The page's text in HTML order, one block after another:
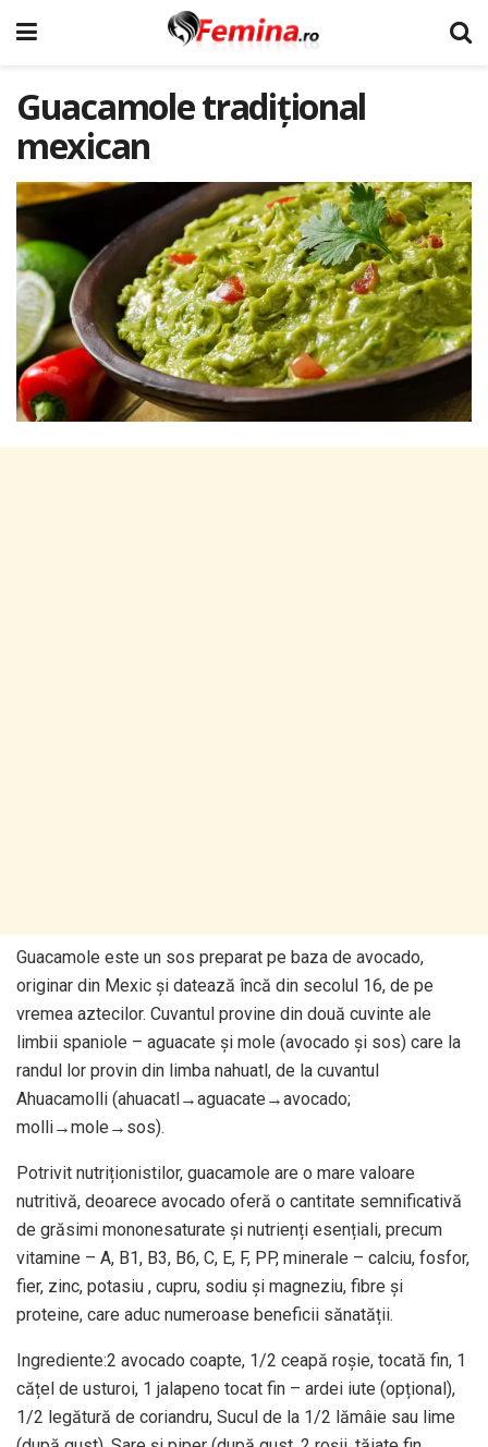
Guacamole tradițional
mexican
Guacamole este un sos preparat pe baza de avocado,
originar din Mexic și datează încă din secolul 16, de pe
vremea aztecilor. Cuvantul provine din două cuvinte ale
limbii spaniole – aguacate și mole (avocado și sos) care la
randul lor provin din limba nahuatl, de la cuvantul
Ahuacamolli (ahuacatl→aguacate→avocado;
molli→mole→sos).
Potrivit nutriționistilor, guacamole are o mare valoare
nutritivă, deoarece avocado oferă o cantitate semnificativă
de grăsimi mononesaturate și nutrienți esențiali, precum
vitamine – A, B1, B3, B6, C, E, F, PP, minerale – calciu, fosfor,
fier, zinc, potasiu , cupru, sodiu și magneziu, fibre și
proteine, care aduc numeroase beneficii sănatății.
Ingrediente:2 avocado coapte, 1/2 ceapă roșie, tocată fin, 1
cățel de usturoi, 1 jalapeno tocat fin – ardei iute (opțional),
1/2 legătură de coriandru, Sucul de la 1/2 lămâie sau lime